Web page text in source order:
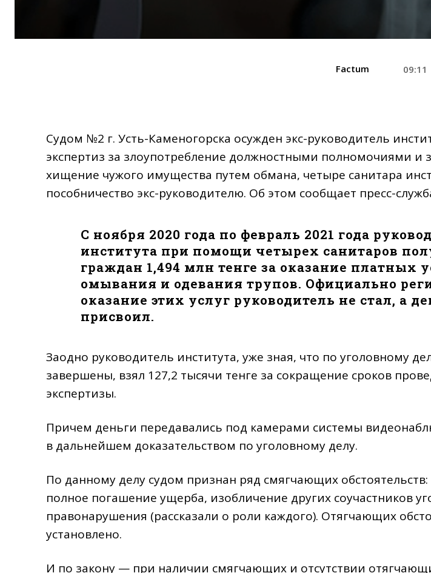
Factum 09:11
Судом №2 г. Усть-Каменогорска осужден экс-руководитель
экспертиз за злоупотребление должностными полномочиями и
хищение чужого имущества путем обмана, четыре санитара
пособничество экс-руководителю. Об этом сообщает пресс-
C ноября 2020 года по февраль 2021 года
института при помощи четырех санитаров
граждан 1,494 млн тенге за оказание платных
омывания и одевания трупов. Официально
оказание этих услуг руководитель не стал, а
присвоил.
Заодно руководитель института, уже зная, что по уголовному
завершены, взял 127,2 тысячи тенге за сокращение сроков
экспертизы.
Причем деньги передавались под камерами системы
в дальнейшем доказательством по уголовному делу.
По данному делу судом признан ряд смягчающих
полное погашение ущерба, изобличение других соучастников
правонарушения (рассказали о роли каждого). Отягчающих
установлено.
И по закону — при наличии смягчающих и отсутствии